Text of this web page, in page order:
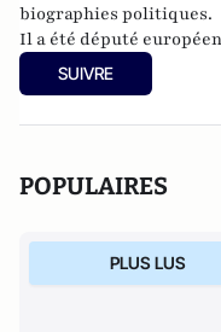
biographies politiques.
Il a été député
SUIVRE
POPULAIRES
PLUS LUS